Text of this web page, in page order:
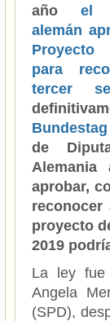
año el
alemán
para
tercer
Bundestag
de
Alemania
aprobar,
proyecto
2019
La ley fue
Angela
(SPD),